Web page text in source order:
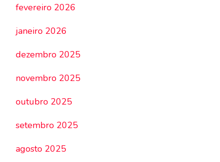
fevereiro 2026
janeiro 2026
dezembro 2025
novembro 2025
outubro 2025
setembro 2025
agosto 2025